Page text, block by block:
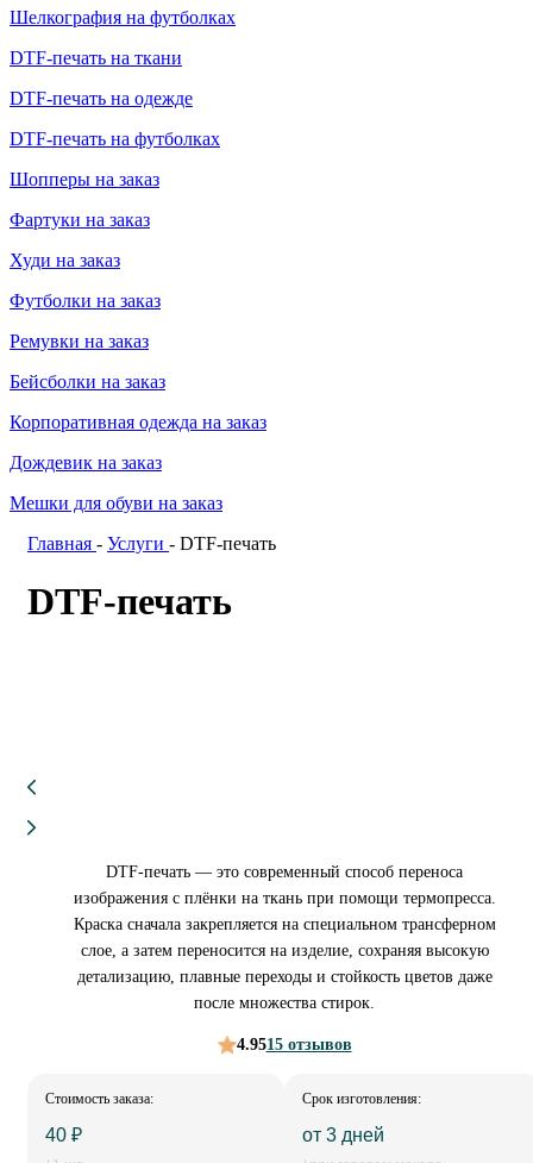
Шелкография на футболках
DTF-печать на ткани
DTF-печать на одежде
DTF-печать на футболках
Шопперы на заказ
Фартуки на заказ
Худи на заказ
Футболки на заказ
Ремувки на заказ
Бейсболки на заказ
Корпоративная одежда на заказ
Дождевик на заказ
Мешки для обуви на заказ
Главная - Услуги - DTF-печать
DTF-печать
DTF-печать — это современный способ переноса
изображения с плёнки на ткань при помощи термопресса.
Краска сначала закрепляется на специальном трансферном
слое, а затем переносится на изделие, сохраняя высокую
детализацию, плавные переходы и стойкость цветов даже
после множества стирок.
4.9515 отзывов
Стоимость заказа:
40 ₽
Срок изготовления:
от 3 дней